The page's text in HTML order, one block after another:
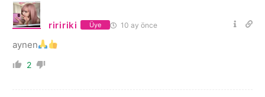
riririki Üye 10 ay önce
aynen
2